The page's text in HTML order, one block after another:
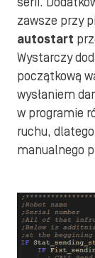
zawsze przy
autostart
Wystarczy
początkową
wysłaniem
w programie
ruchu,
manualnego